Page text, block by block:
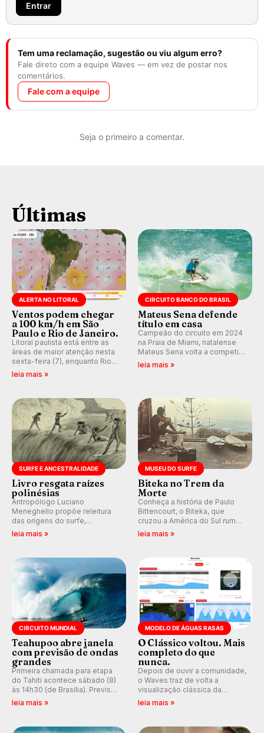
Entrar
Tem uma reclamação, sugestão ou viu algum erro?
Fale direto com a equipe Waves — em vez de postar nos
comentários.
Fale com a equipe
Seja o primeiro a comentar.
Últimas
ALERTA NO LITORAL
Ventos podem chegar
a 100 km/h em São
Paulo e Rio de Janeiro.
Litoral paulista está entre as
áreas de maior atenção nesta
sexta-feira (7), enquanto Rio
de Janeiro também recebe
km/h em Itanhaém.
leia mais »
CIRCUITO BANCO DO BRASIL
Mateus Sena defende
título em casa
Campeão do circuito em 2024
na Praia de Miami, natalense
Mateus Sena volta a competir
em casa em busca de manter a
leia mais »
SURFE E ANCESTRALIDADE
Livro resgata raízes
polinésias
Antropólogo Luciano
Meneghello propõe releitura
das origens do surfe,
resgatando a cultura polinésia
prática em esporte e indústria.
leia mais »
MUSEU DO SURFE
Biteka no Trem da
Morte
Conheça a história de Paulo
Bittencourt, o Biteka, que
cruzou a América do Sul rumo
ao Pacífico em uma jornada
leia mais »
CIRCUITO MUNDIAL
Teahupoo abre janela
com previsão de ondas
grandes
Primeira chamada para etapa
do Tahiti acontece sábado (8)
às 14h30 (de Brasília). Previsão
indica swell consistente.
Kelly Slater convidado.
leia mais »
MODELO DE ÁGUAS RASAS
O Clássico voltou. Mais
completo do que
nunca.
Depois de ouvir a comunidade,
o Waves traz de volta a
visualização clássica da
previsão de águas rasas,
ondas para até 16 dias.
leia mais »